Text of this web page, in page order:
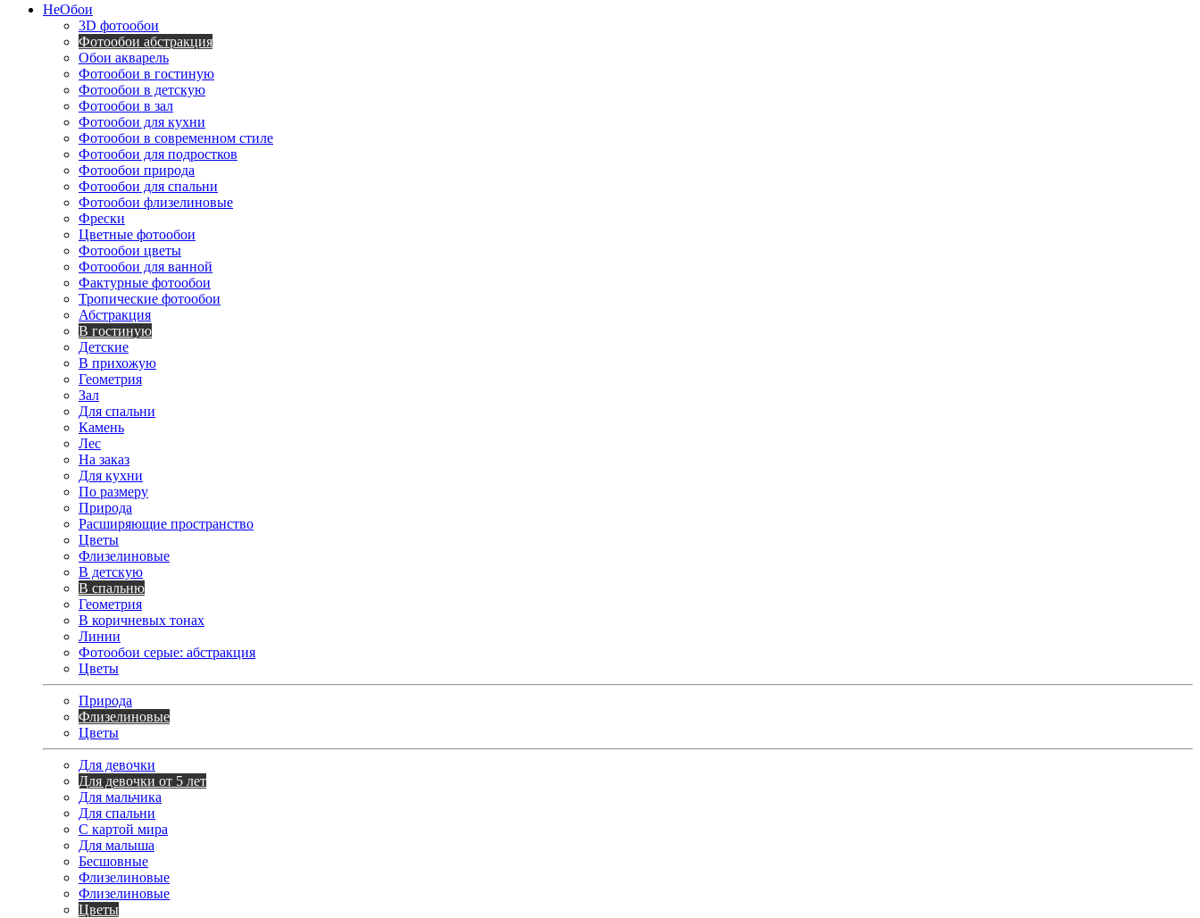
НеОбои
3D фотообои
Фотообои абстракция
Обои акварель
Фотообои в гостиную
Фотообои в детскую
Фотообои в зал
Фотообои для кухни
Фотообои в современном стиле
Фотообои для подростков
Фотообои природа
Фотообои для спальни
Фотообои флизелиновые
Фрески
Цветные фотообои
Фотообои цветы
Фотообои для ванной
Фактурные фотообои
Тропические фотообои
Абстракция
В гостиную
Детские
В прихожую
Геометрия
Зал
Для спальни
Камень
Лес
На заказ
Для кухни
По размеру
Природа
Расширяющие пространство
Цветы
Флизелиновые
В детскую
В спальню
Геометрия
В коричневых тонах
Линии
Фотообои серые: абстракция
Цветы
Природа
Флизелиновые
Цветы
Для девочки
Для девочки от 5 лет
Для мальчика
Для спальни
С картой мира
Для малыша
Бесшовные
Флизелиновые
Флизелиновые
Цветы